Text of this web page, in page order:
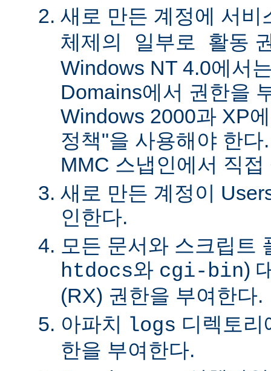
새로 만든 계정에 서비
체제의 일부로 활동
Windows NT 4.0에서
Domains에서 권한을
Windows 2000과 XP
정책"을 사용해야 한
MMC 스냅인에서 직
새로 만든 계정이
인한다.
모든 문서와 스크립트
htdocs와 cgi-bin)
(RX) 권한을 부여한다.
아파치 logs 디렉토리
한을 부여한다.